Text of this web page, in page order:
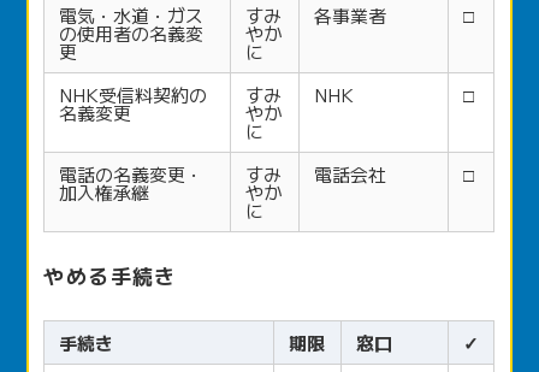
電気・水道・ガス
の使用者の名義変
更
すみ
やか
に
各事業者 □
NHK受信料契約の
名義変更
すみ
やか
に
NHK □
電話の名義変更・
加入権承継
すみ
やか
に
電話会社 □
やめる手続き
手続き 期限 窓口
✓